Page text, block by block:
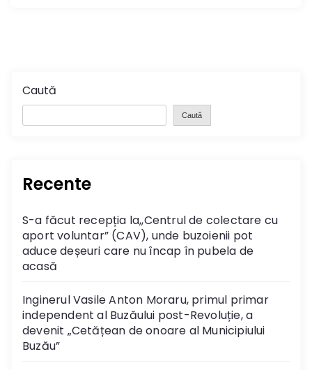
Caută
Caută
Recente
S-a făcut recepția la,,Centrul de colectare cu
aport voluntar” (CAV), unde buzoienii pot
aduce deșeuri care nu încap în pubela de
acasă
Inginerul Vasile Anton Moraru, primul primar
independent al Buzăului post-Revoluție, a
devenit „Cetățean de onoare al Municipiului
Buzău”